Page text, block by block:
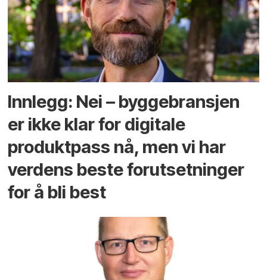
Innlegg: Nei – byggebransjen
er ikke klar for digitale
produktpass nå, men vi har
verdens beste forutsetninger
for å bli best